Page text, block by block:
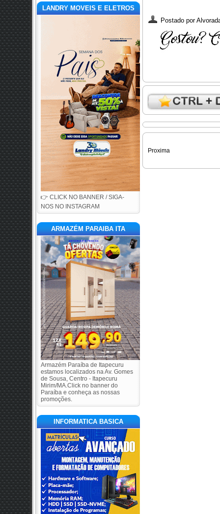
LANDRY MOVEIS E ELETROS
👉 CLICK NO BANNER / SIGA-
NOS NO INSTAGRAM
ARMAZÉM PARAIBA ITA
Armazém Paraíba de Itapecuru
estamos localizados na Av. Gomes
de Sousa, Centro - Itapecuru
Mirim/MA.Click no banner do
Paraíba e conheça as nossas
promoções.
INFORMATICA BASICA
Postado por
Proxima